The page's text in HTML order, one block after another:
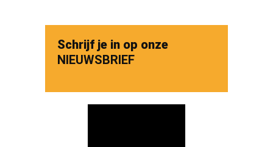
Schrijf je in op onze
NIEUWSBRIEF